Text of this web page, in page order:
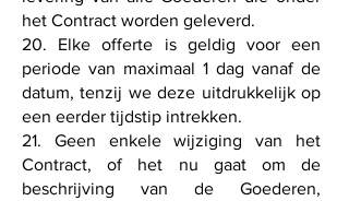
het Contract worden geleverd.
20. Elke offerte is geldig voor een
periode van maximaal 1 dag vanaf de
datum, tenzij we deze uitdrukkelijk op
een eerder tijdstip intrekken.
21. Geen enkele wijziging van het
Contract, of het nu gaat om de
beschrijving van de Goederen,